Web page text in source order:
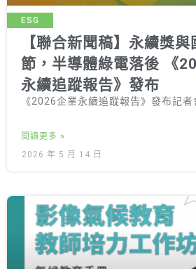
教育推廣申請
加入志工
ESG
【聯合新聞稿】永續獎與
節，半導體綠電落後 《
永續追蹤報告》發布
《2026企業永續追蹤報告》發布記
閱讀更多 »
2026 年 5 月 14 日